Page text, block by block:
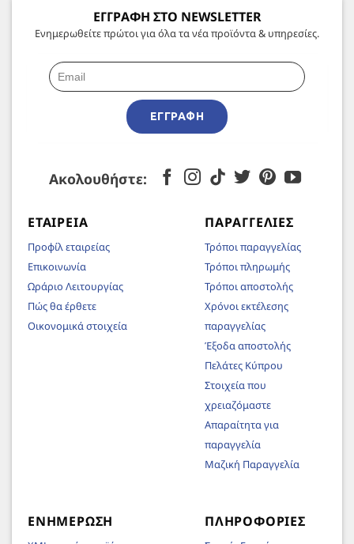
ΕΓΓΡΑΦΗ ΣΤΟ NEWSLETTER
Ενημερωθείτε πρώτοι για όλα τα νέα προϊόντα & υπηρεσίες.
ΕΓΓΡΑΦΉ
Ακολουθήστε:
ΕΤΑΙΡΕΊΑ
Προφίλ εταιρείας
Επικοινωνία
Ωράριο Λειτουργίας
Πώς θα έρθετε
Οικονομικά στοιχεία
ΠΑΡΑΓΓΕΛΊΕΣ
Τρόποι παραγγελίας
Τρόποι πληρωμής
Τρόποι αποστολής
Χρόνοι εκτέλεσης
παραγγελίας
Έξοδα αποστολής
Πελάτες Κύπρου
Στοιχεία που
χρειαζόμαστε
Απαραίτητα για
παραγγελία
Μαζική Παραγγελία
ΕΝΗΜΈΡΩΣΗ ΠΛΗΡΟΦΟΡΊΕΣ